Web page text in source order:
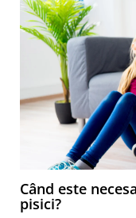
Când este
pisici?